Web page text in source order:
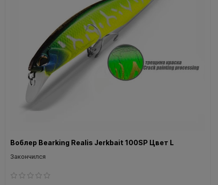
Воблер Bearking Realis Jerkbait 100SP Цвет L
Закончился